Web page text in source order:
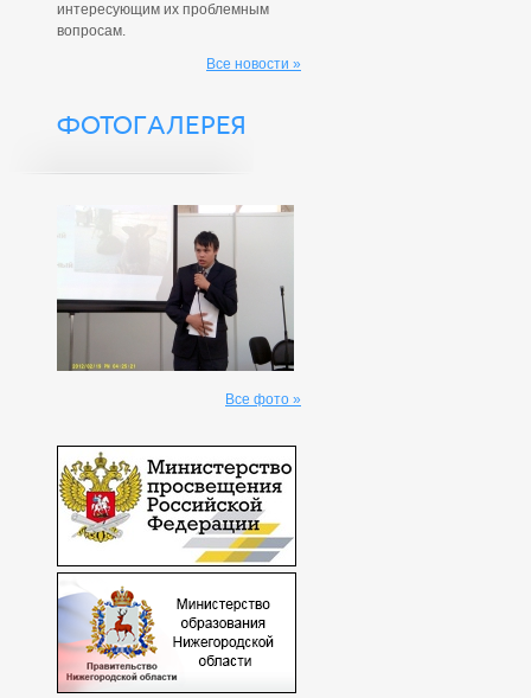
интересующим их проблемным
вопросам.
Все новости »
ФОТОГАЛЕРЕЯ
Все фото »